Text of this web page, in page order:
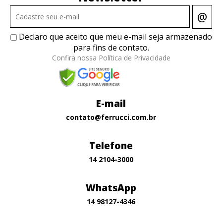
@
Declaro que aceito que meu e-mail seja armazenado
para fins de contato.
Confira nossa Política de Privacidade
E-mail
contato@ferrucci.com.br
Telefone
14 2104-3000
WhatsApp
14 98127-4346